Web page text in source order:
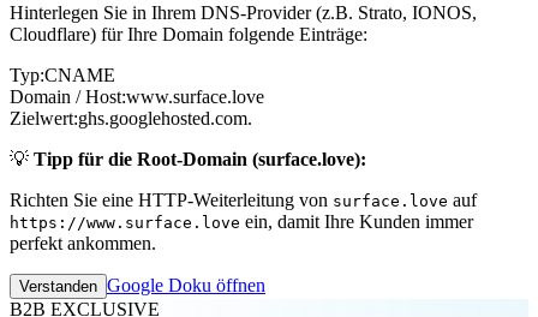
Hinterlegen Sie in Ihrem DNS-Provider (z.B. Strato, IONOS,
Cloudflare) für Ihre Domain folgende Einträge:
Typ:CNAME
Domain / Host:www.surface.love
Zielwert:ghs.googlehosted.com.
💡 Tipp für die Root-Domain (surface.love):
Richten Sie eine HTTP-Weiterleitung von surface.love auf
https://www.surface.love ein, damit Ihre Kunden immer
perfekt ankommen.
Verstanden Google Doku öffnen
B2B EXCLUSIVE